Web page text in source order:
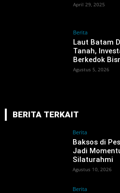
April 29, 2025
Berita
‎Laut Batam
Tanah,
Berkedok
Agustus 5, 2026
BERITA TERKAIT
Berita
Baksos di
Jadi
Silaturahmi
Agustus 10, 2026
Berita